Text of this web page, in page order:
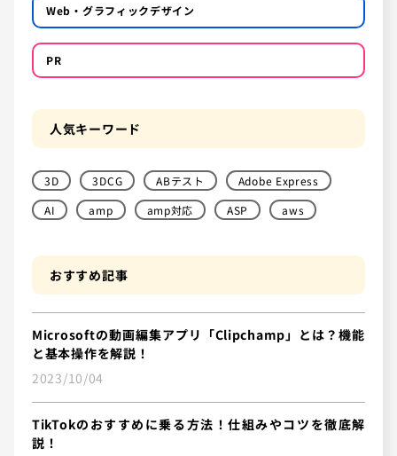
Web・グラフィックデザイン
PR
人気キーワード
3D 3DCG ABテスト
Adobe Express
AI
amp amp対応 ASP aws
おすすめ記事
Microsoftの動画編集アプリ「Clipchamp」とは？機能
と基本操作を解説！
2023/10/04
TikTokのおすすめに乗る方法！仕組みやコツを徹底解
説！